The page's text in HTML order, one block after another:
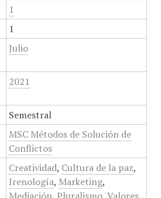
1
1
Julio
2021
Semestral
MSC Métodos de Solución de
Conflictos
Creatividad, Cultura de la paz,
Irenología, Marketing,